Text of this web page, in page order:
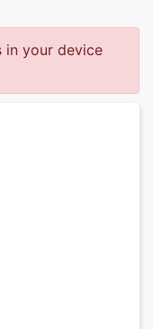
in your device